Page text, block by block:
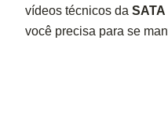
vídeos técnicos da
você precisa para se